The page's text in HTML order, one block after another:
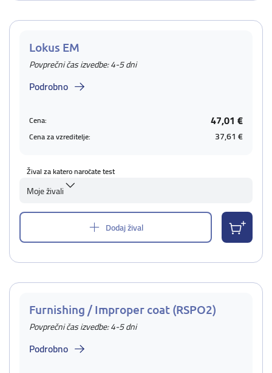
Lokus EM
Povprečni čas izvedbe: 4-5 dni
Podrobno
Cena: 47,01 €
Cena za vzreditelje: 37,61 €
Žival za katero naročate test
Moje živali
Dodaj žival
Furnishing / Improper coat (RSPO2)
Povprečni čas izvedbe: 4-5 dni
Podrobno